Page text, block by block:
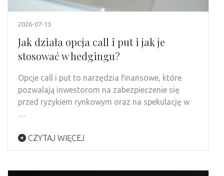
2026-07-13
Jak działa opcja call i put i jak je
stosować w hedgingu?
Opcje call i put to narzędzia finansowe, które
pozwalają inwestorom na zabezpieczenie się
przed ryzykiem rynkowym oraz na spekulację w
…
CZYTAJ WIĘCEJ